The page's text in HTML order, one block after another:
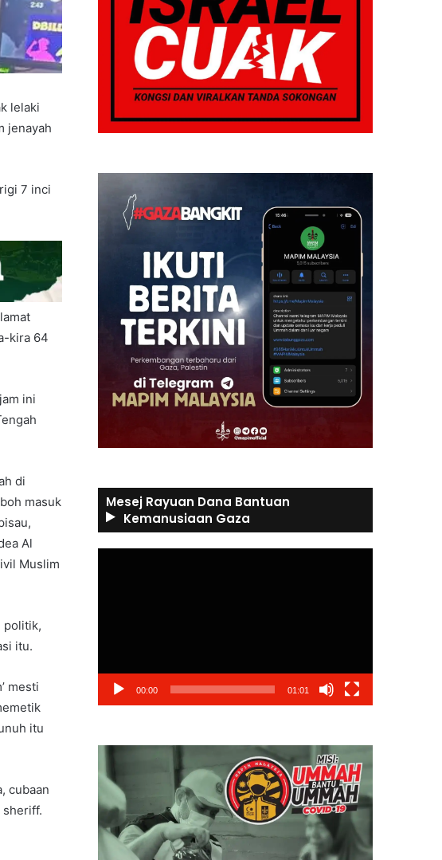
lelaki
jenayah
7 inci
kira 64
ini
di
masuk
Al
Muslim
politik,
itu.
mesti
itu
cubaan
sheriff.
Mesej Rayuan Dana Bantuan
Kemanusiaan Gaza
00:00 01:01